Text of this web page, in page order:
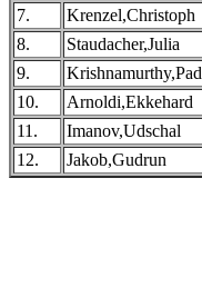
7.
Krenzel,Christoph
8.
Staudacher,Julia
9.
Krishnamurthy,Pad
10.
Arnoldi,Ekkehard
11.
Imanov,Udschal
12.
Jakob,Gudrun